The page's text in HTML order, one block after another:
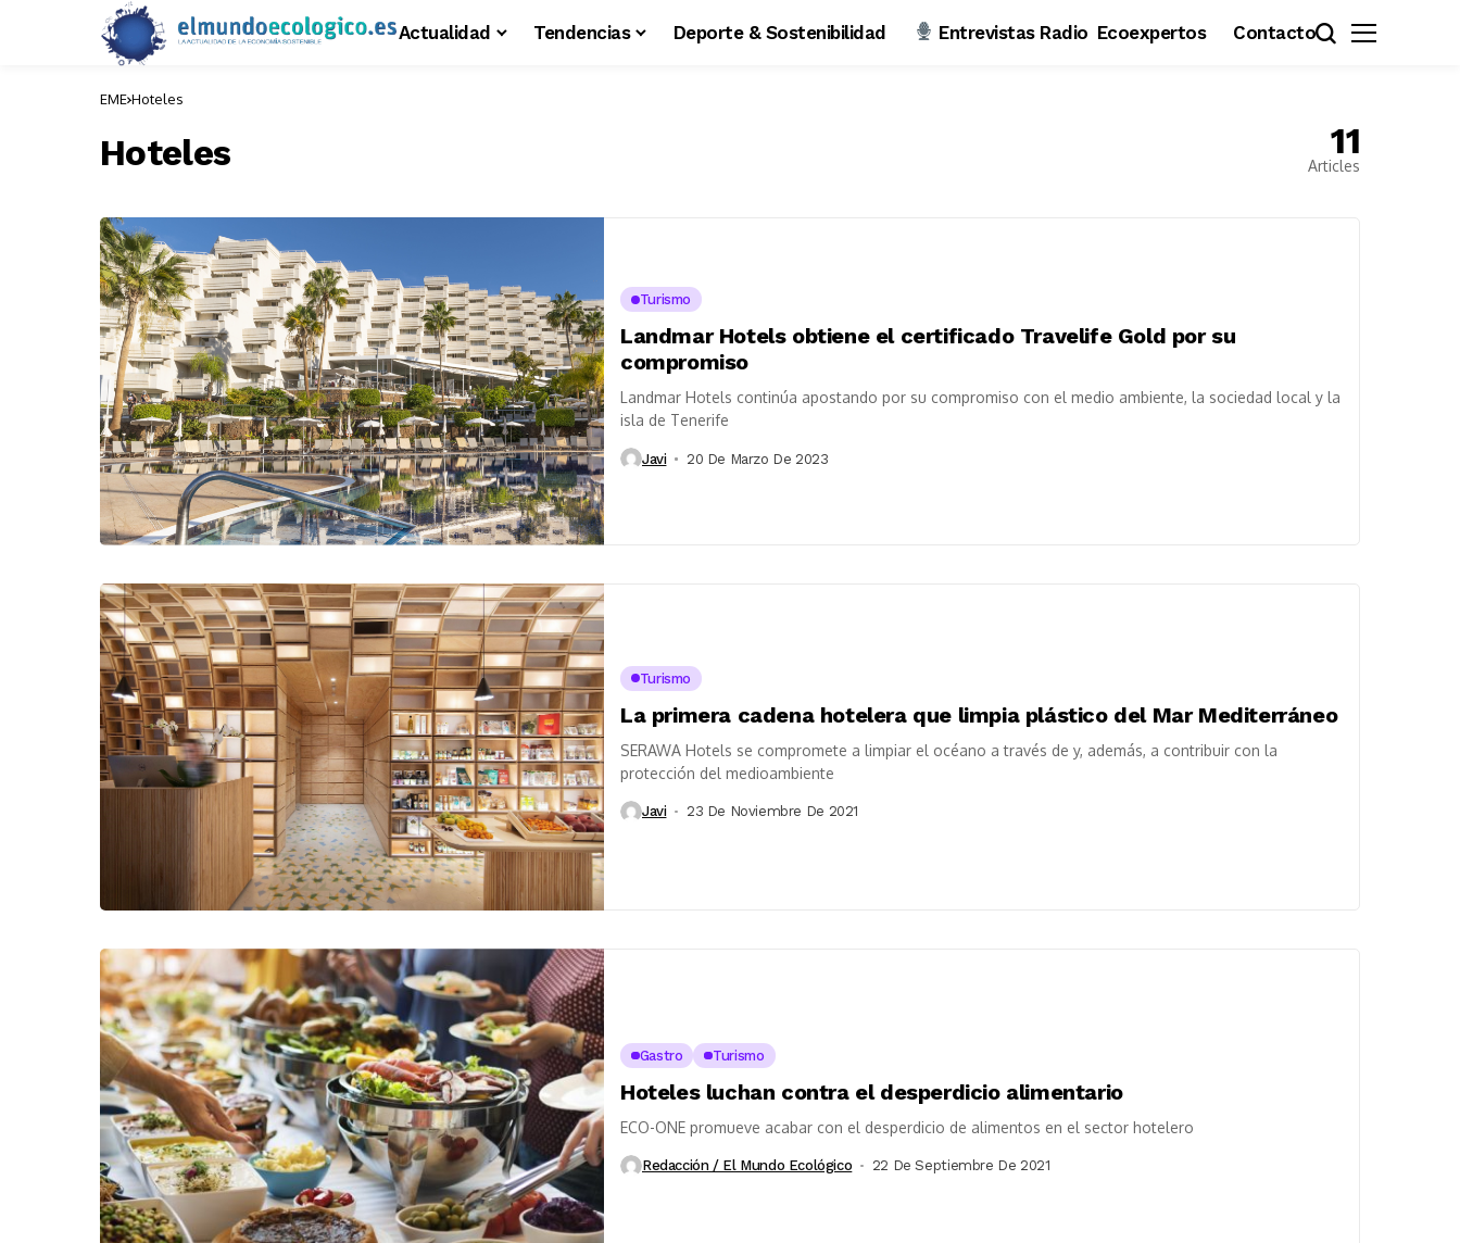
Actualidad Tendencias Deporte & Sostenibilidad Entrevistas Radio Ecoexpertos Contacto
EME Hoteles
Hoteles 11
Articles
Turismo
Landmar Hotels obtiene el certificado Travelife Gold por su
compromiso
Landmar Hotels continúa apostando por su compromiso con el medio ambiente, la sociedad local y la
isla de Tenerife
Javi 20 De Marzo De 2023
Turismo
La primera cadena hotelera que limpia plástico del Mar Mediterráneo
SERAWA Hotels se compromete a limpiar el océano a través de y, además, a contribuir con la
protección del medioambiente
Javi 23 De Noviembre De 2021
Gastro Turismo
Hoteles luchan contra el desperdicio alimentario
ECO-ONE promueve acabar con el desperdicio de alimentos en el sector hotelero
Redacción / El Mundo Ecológico 22 De Septiembre De 2021